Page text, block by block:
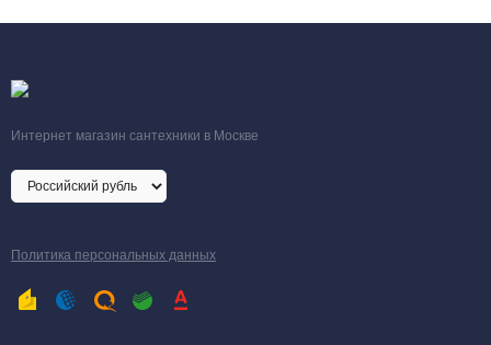
Интернет магазин сантехники в Москве
Политика персональных данных